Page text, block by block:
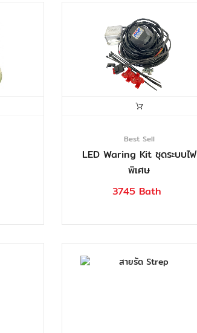
Best Sell
LED Waring Kit ชุดระบบไฟ
พิเศษ
3745 Bath